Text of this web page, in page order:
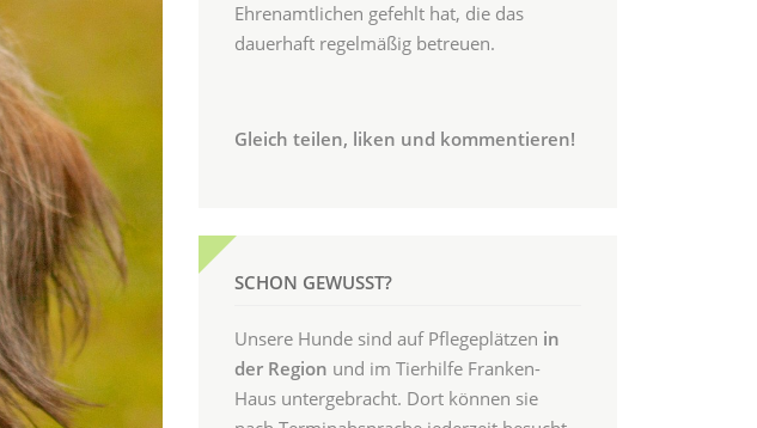
Ehrenamtlichen gefehlt hat, die das
dauerhaft regelmäßig betreuen.
Gleich teilen, liken und kommentieren!
SCHON GEWUSST?
Unsere Hunde sind auf Pflegeplätzen in
der Region und im Tierhilfe Franken-
Haus untergebracht. Dort können sie